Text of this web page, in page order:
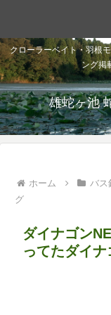
クローラーベイト・羽根
ング掲
雄蛇ヶ池
ホーム バス
グ
ダイナゴン
ってたダイ